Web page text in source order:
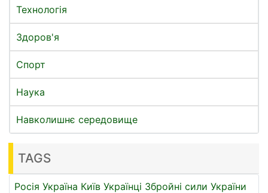
Технологія
Здоров'я
Спорт
Наука
Навколишнє середовище
TAGS
Росія Україна Київ Українці Збройні сили України